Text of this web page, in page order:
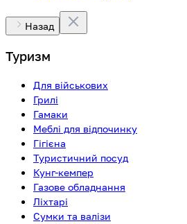
Назад
Туризм
Для військових
Грилі
Гамаки
Меблі для відпочинку
Гігієна
Туристичний посуд
Кунг-кемпер
Газове обладнання
Ліхтарі
Сумки та валізи